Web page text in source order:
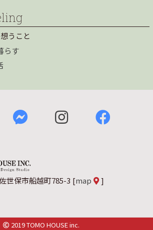
うこと
らす
世保市船越町785-3 [map
]
2019 TOMO HOUSE inc.